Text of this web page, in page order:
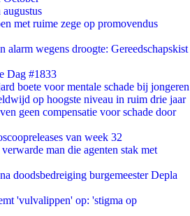
met ruime zege op promovendus
alarm wegens droogte: Gereedschapskist
Dag #1833
boete voor mentale schade bij jongeren
op hoogste niveau in ruim drie jaar
geen compensatie voor schade door
van week 32
man die agenten stak met
doodsbedreiging burgemeester Depla
'vulvalippen' op: 'stigma op